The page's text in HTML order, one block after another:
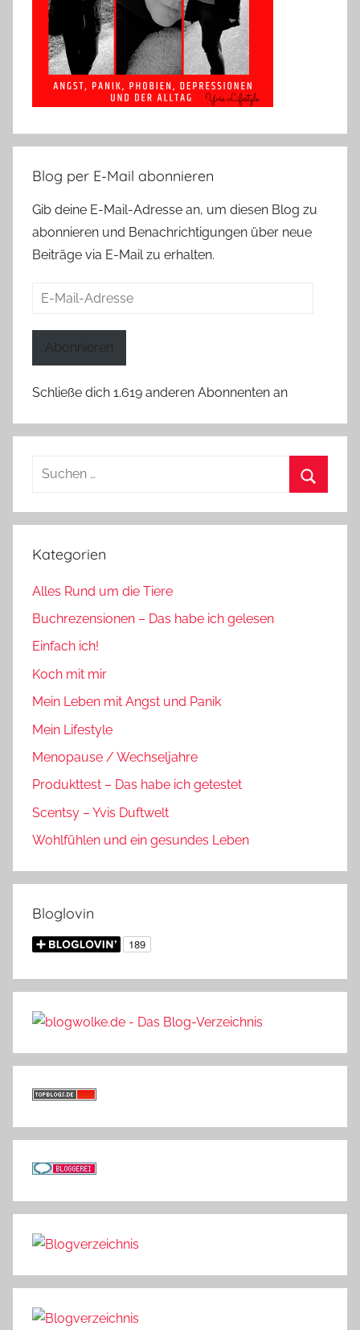
Blog per E-Mail abonnieren
Gib deine E-Mail-Adresse an, um diesen Blog zu
abonnieren und Benachrichtigungen über neue
Beiträge via E-Mail zu erhalten.
E-
Abonnieren
Schließe dich 1.619 anderen Abonnenten an
Suchen
Kategorien
Alles Rund um die Tiere
Buchrezensionen – Das habe ich gelesen
Einfach ich!
Koch mit mir
Mein Leben mit Angst und Panik
Mein Lifestyle
Menopause / Wechseljahre
Produkttest – Das habe ich getestet
Scentsy – Yvis Duftwelt
Wohlfühlen und ein gesundes Leben
Bloglovin